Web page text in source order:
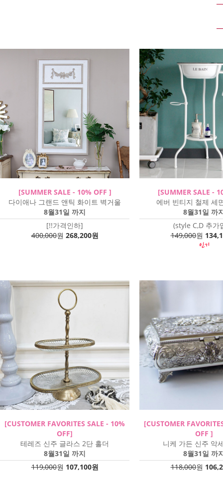
[SUMMER SALE - 10% OFF ]
다이애나 그랜드 앤틱 화이트 벽거울
8월31일 까지
[!!가격인하]
400,000원 268,200원
[SUMMER SALE -
에버 빈티지 철제 세
8월31일 까
(style C,D 추가
149,000원
[CUSTOMER FAVORITES SALE - 10%
OFF]
테레즈 신주 글라스 2단 홀더
8월31일 까지
119,000원 107,100원
[CUSTOMER
OFF ]
니케 가든 신주 악
8월31일 까
118,000원